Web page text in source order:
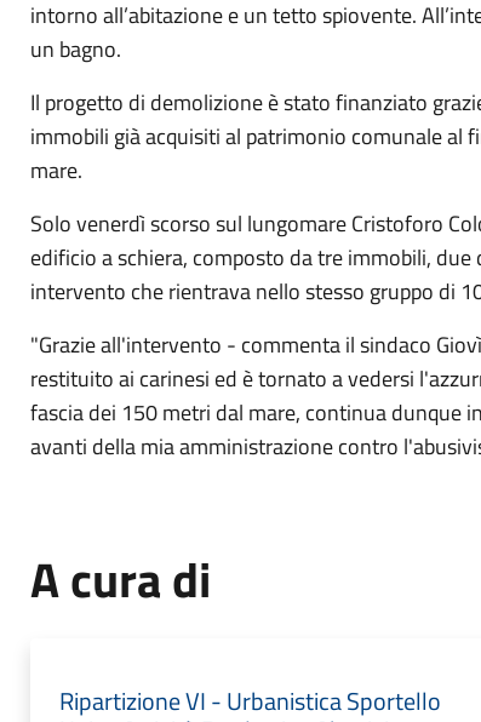
intorno all’abitazione e un tetto spiovente.
un bagno.
Il progetto di demolizione è stato finanziato
immobili già acquisiti al patrimonio comunale al
mare.
Solo venerdì scorso sul lungomare Cristoforo
edificio a schiera, composto da tre immobili,
intervento che rientrava nello stesso gruppo di
"Grazie all'intervento - commenta il sindaco
restituito ai carinesi ed è tornato a vedersi
fascia dei 150 metri dal mare, continua
avanti della mia amministrazione contro
A cura di
Ripartizione VI - Urbanistica Sportello